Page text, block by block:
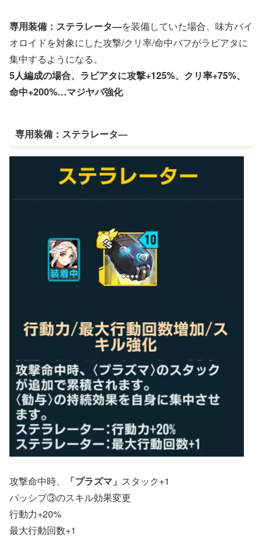
専用装備：ステラレータ―を装備していた場合、味方バイ
オロイドを対象にした攻撃/クリ率/命中バフがラビアタに
集中するようになる。
5人編成の場合、ラビアタに攻撃+125%、クリ率+75%、
命中+200%…マジヤバ強化
専用装備：ステラレータ―
攻撃命中時、 「プラズマ」 スタック+1
パッシブ③のスキル効果変更
行動力+20%
最大行動回数+1